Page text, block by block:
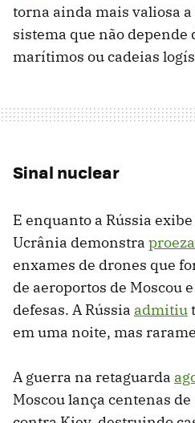
torna ainda mais valiosa a
sistema que não depende
marítimos ou cadeias
Sinal nuclear
E enquanto a Rússia
Ucrânia demonstra
enxames de drones que
de aeroportos de Moscou
defesas. A Rússia admitiu
em uma noite, mas
A guerra na retaguarda
Moscou lança centenas